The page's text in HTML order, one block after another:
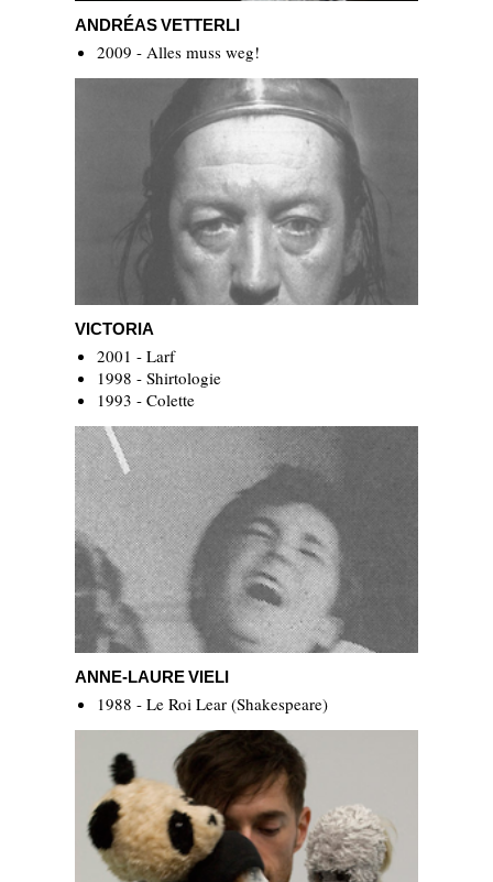
Andréas Vetterli
ANDRÉAS VETTERLI
2009 - Alles muss weg!
VICTORIA
2001 - Larf
1998 - Shirtologie
1993 - Colette
ANNE-LAURE VIELI
1988 - Le Roi Lear (Shakespeare)